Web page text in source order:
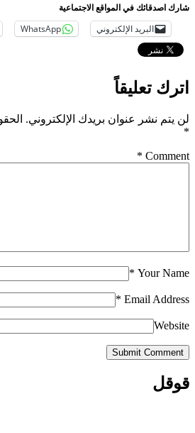
شارك اصدقائك في المواقع الاجتماعية
البريد الإلكتروني WhatsApp
اترك تعليقاً
لن يتم نشر عنوان بريدك الإلكتروني.
*
Comment
*
Your Name
*
Email Address
*
Website
Submit Comment
قوقل